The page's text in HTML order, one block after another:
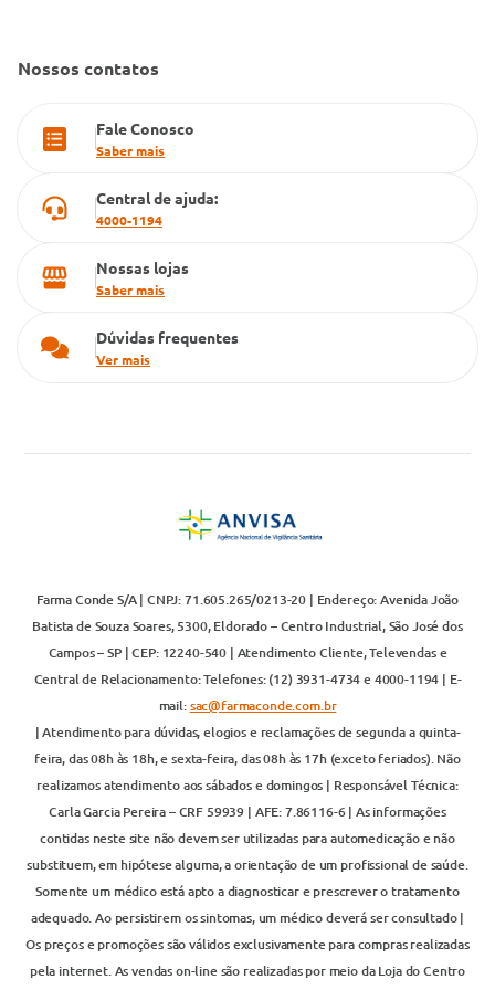
Cartão Grupo Conde
Nossos contatos
Fale Conosco
Saber mais
Central de ajuda:
4000-1194
Nossas lojas
Saber mais
Dúvidas frequentes
Ver mais
Farma Conde S/A | CNPJ: 71.605.265/0213-20 | Endereço: Avenida João
Batista de Souza Soares, 5300, Eldorado – Centro Industrial, São José dos
Campos – SP | CEP: 12240-540 | Atendimento Cliente, Televendas e
Central de Relacionamento: Telefones: (12) 3931-4734 e 4000-1194 | E-
mail:sac@farmaconde.com.br
| Atendimento para dúvidas, elogios e reclamações de segunda a quinta-
feira, das 08h às 18h, e sexta-feira, das 08h às 17h (exceto feriados). Não
realizamos atendimento aos sábados e domingos | Responsável Técnica:
Carla Garcia Pereira – CRF 59939 | AFE: 7.86116-6 | As informações
contidas neste site não devem ser utilizadas para automedicação e não
substituem, em hipótese alguma, a orientação de um profissional de saúde.
Somente um médico está apto a diagnosticar e prescrever o tratamento
adequado. Ao persistirem os sintomas, um médico deverá ser consultado |
Os preços e promoções são válidos exclusivamente para compras realizadas
pela internet. As vendas on-line são realizadas por meio da Loja do Centro